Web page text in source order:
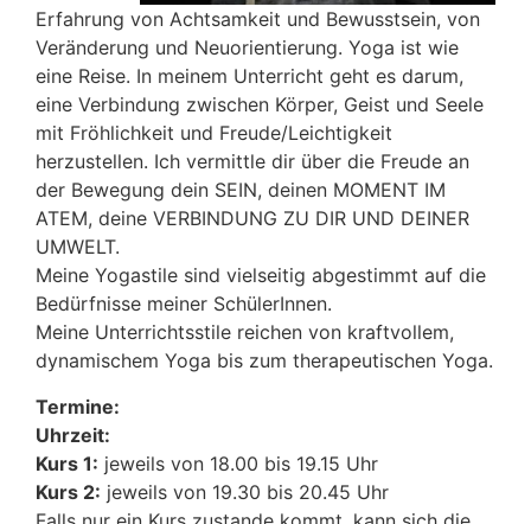
Erfahrung von Achtsamkeit und Bewusstsein, von
Veränderung und Neuorientierung. Yoga ist wie
eine Reise. In meinem Unterricht geht es darum,
eine Verbindung zwischen Körper, Geist und Seele
mit Fröhlichkeit und Freude/Leichtigkeit
herzustellen. Ich vermittle dir über die Freude an
der Bewegung dein SEIN, deinen MOMENT IM
ATEM, deine VERBINDUNG ZU DIR UND DEINER
UMWELT.
Meine Yogastile sind vielseitig abgestimmt auf die
Bedürfnisse meiner SchülerInnen.
Meine Unterrichtsstile reichen von kraftvollem,
dynamischem Yoga bis zum therapeutischen Yoga.
Termine:
Uhrzeit:
Kurs 1: jeweils von 18.00 bis 19.15 Uhr
Kurs 2: jeweils von 19.30 bis 20.45 Uhr